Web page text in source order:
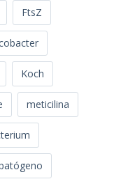
FtsZ
Koch
meticilina